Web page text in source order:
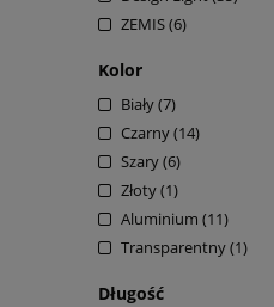
ZEMIS(6)
Kolor
Biały(7)
Czarny(14)
Szary(6)
Złoty(1)
Aluminium (11)
Transparentny(1)
Długość